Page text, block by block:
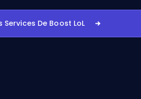
Services De Boost LoL